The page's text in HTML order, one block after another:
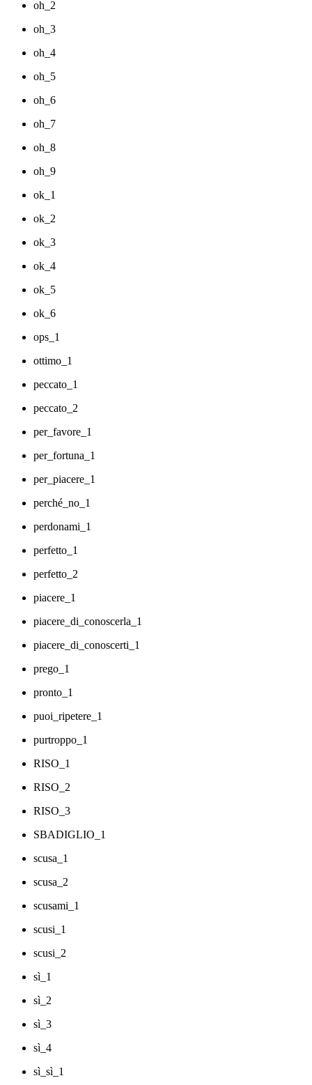
oh_2
oh_3
oh_4
oh_5
oh_6
oh_7
oh_8
oh_9
ok_1
ok_2
ok_3
ok_4
ok_5
ok_6
ops_1
ottimo_1
peccato_1
peccato_2
per_favore_1
per_fortuna_1
per_piacere_1
perché_no_1
perdonami_1
perfetto_1
perfetto_2
piacere_1
piacere_di_conoscerla_1
piacere_di_conoscerti_1
prego_1
pronto_1
puoi_ripetere_1
purtroppo_1
RISO_1
RISO_2
RISO_3
SBADIGLIO_1
scusa_1
scusa_2
scusami_1
scusi_1
scusi_2
sì_1
sì_2
sì_3
sì_4
sì_sì_1